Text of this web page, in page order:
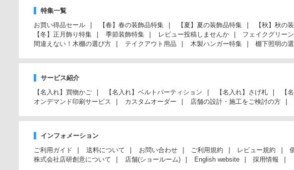
特集一覧
お買い得品セール
【春】春の装飾品特集 【夏】夏の装飾品特集 【秋】秋の
【冬】正月飾り特集
季節装飾特集 レビュー投稿しませんか フェイクグリー
間違えない！木棚の選び方
テイクアウト用品 木製ハンガー特集 棚下照明の
サービス紹介
【名入れ】買物かご
【名入れ】ベルトパーティション 【名入れ】さげ札 【
オンデマンド印刷サービス
カスタムオーダー 店舗の設計・施工をご検討の方
インフォメーション
ご利用ガイド
送料について お問い合わせ ご利用規約 レビュー規約
株式会社店研創意について
店舗(ショールーム) English website 採用情報